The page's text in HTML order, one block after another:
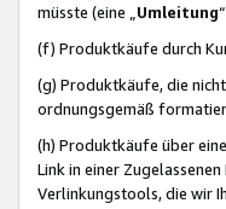
müsste (eine „ Umleitung
(f) Produktkäufe durch
(g) Produktkäufe, die
ordnungsgemäß
(h) Produktkäufe über
Link in einer
Verlinkungstools, die wir